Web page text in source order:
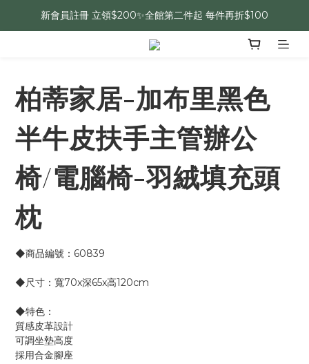
新會員註冊 立領$200✨全館第二件起 每件再折$100
柏蒂家居-加布里黑色
半牛皮扶手主管辦公
椅/電腦椅-羽絨填充頭
枕
◆商品編號：60839
◆尺寸：寬70x深65x高120cm
◆特色：
質感皮革設計
可調坐墊高度
採用合金腳座